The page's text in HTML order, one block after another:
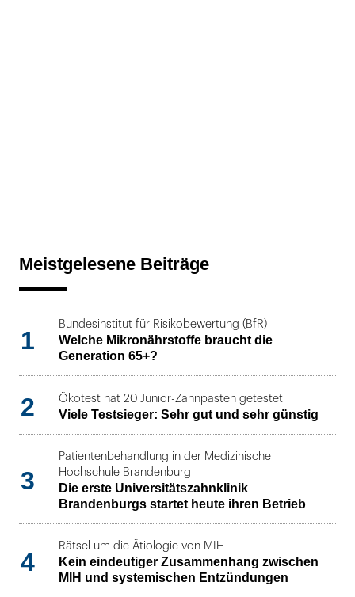
Meistgelesene Beiträge
1
Bundesinstitut für Risikobewertung (BfR)
Welche Mikronährstoffe braucht die
Generation 65+?
2 Ökotest hat 20 Junior-Zahnpasten getestet
Viele Testsieger: Sehr gut und sehr günstig
3
Patientenbehandlung in der Medizinische
Hochschule Brandenburg
Die erste Universitätszahnklinik
Brandenburgs startet heute ihren Betrieb
4
Rätsel um die Ätiologie von MIH
Kein eindeutiger Zusammenhang zwischen
MIH und systemischen Entzündungen